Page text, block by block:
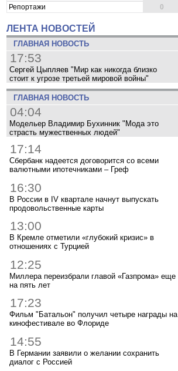
Репортажи
0
ЛЕНТА НОВОСТЕЙ
ГЛАВНАЯ НОВОСТЬ
17:53
Сергей Цыпляев "Мир как никогда близко
стоит к угрозе третьей мировой войны"
ГЛАВНАЯ НОВОСТЬ
04:04
Модельер Владимир Бухинник "Мода это
страсть мужественных людей"
17:14
Сбербанк надеется договорится со всеми
валютными ипотечниками – Греф
16:30
В России в IV квартале начнут выпускать
продовольственные карты
13:00
В Кремле отметили «глубокий кризис» в
отношениях с Турцией
12:25
Миллера переизбрали главой «Газпрома» еще
на пять лет
17:23
Фильм "Батальон" получил четыре награды на
кинофестивале во Флориде
14:55
В Германии заявили о желании сохранить
диалог с Россией